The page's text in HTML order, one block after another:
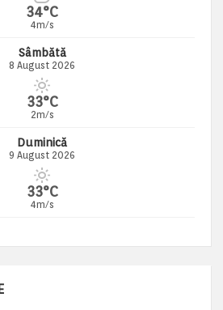
34°C
4m/s
Sâmbătă
8 August 2026
33°C
2m/s
Duminică
9 August 2026
33°C
4m/s